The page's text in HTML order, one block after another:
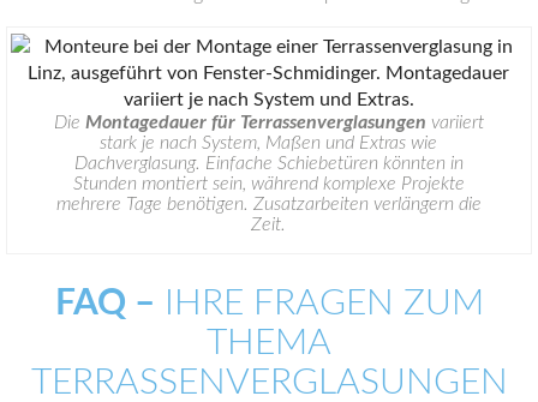
Die Montagedauer für Terrassenverglasungen variiert
stark je nach System, Maßen und Extras wie
Dachverglasung. Einfache Schiebetüren könnten in
Stunden montiert sein, während komplexe Projekte
mehrere Tage benötigen. Zusatzarbeiten verlängern die
Zeit.
FAQ – IHRE FRAGEN ZUM
THEMA
TERRASSENVERGLASUNGEN